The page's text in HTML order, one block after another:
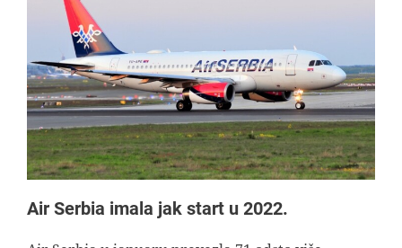
Air Serbia imala jak start u 2022.